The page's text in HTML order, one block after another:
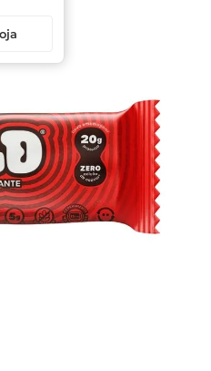
azeite
iogurte
papel higiênico
cerveja